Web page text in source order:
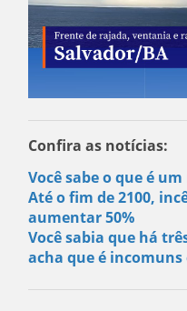
Confira as notícias:
Você sabe o que é
Até o fim de 2100,
aumentar 50%
Você sabia que há
acha que é